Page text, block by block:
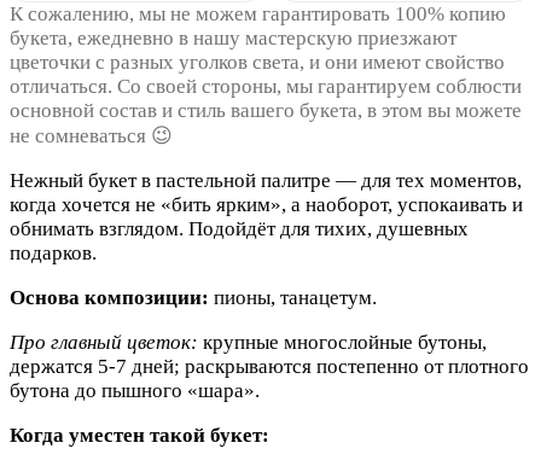
К сожалению, мы не можем гарантировать 100% копию
букета, ежедневно в нашу мастерскую приезжают
цветочки с разных уголков света, и они имеют свойство
отличаться. Со своей стороны, мы гарантируем соблюсти
основной состав и стиль вашего букета, в этом вы можете
не сомневаться 😉
Нежный букет в пастельной палитре — для тех моментов,
когда хочется не «бить ярким», а наоборот, успокаивать и
обнимать взглядом. Подойдёт для тихих, душевных
подарков.
Основа композиции: пионы, танацетум.
Про главный цветок: крупные многослойные бутоны,
держатся 5-7 дней; раскрываются постепенно от плотного
бутона до пышного «шара».
Когда уместен такой букет: